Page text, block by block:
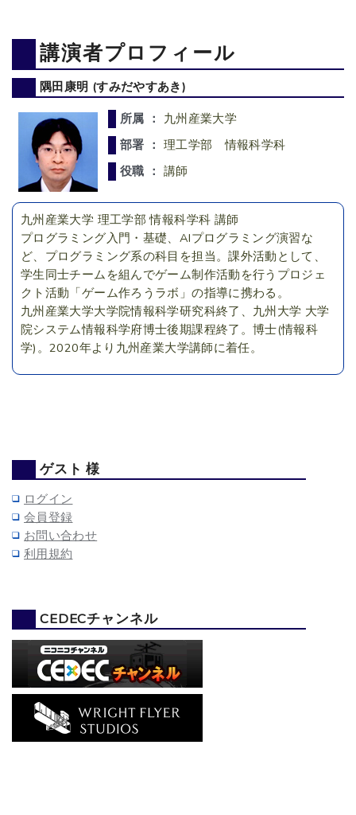
講演者プロフィール
隅田康明 (すみだやすあき)
所属 ： 九州産業大学
部署 ： 理工学部 情報科学科
役職 ： 講師
九州産業大学 理工学部 情報科学科 講師
プログラミング入門・基礎、AIプログラミング演習な
ど、プログラミング系の科目を担当。課外活動として、
学生同士チームを組んでゲーム制作活動を行うプロジェ
クト活動「ゲーム作ろうラボ」の指導に携わる。
九州産業大学大学院情報科学研究科終了、九州大学 大学
院システム情報科学府博士後期課程終了。博士(情報科
学)。2020年より九州産業大学講師に着任。
ゲスト 様
ログイン
会員登録
お問い合わせ
利用規約
CEDECチャンネル